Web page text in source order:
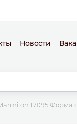
Новости
17095 Форма